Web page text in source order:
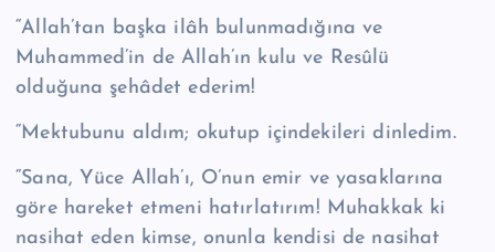
“Allah’tan başka ilâh bulunmadığına ve
Muhammed’in de Allah’ın kulu ve Resûlü
olduğuna şehâdet ederim!
“Mektubunu aldım; okutup içindekileri dinledim.
“Sana, Yüce Allah’ı, O’nun emir ve yasaklarına
göre hareket etmeni hatırla­tırım! Muhakkak ki
nasihat eden kimse, onunla kendisi de nasihat